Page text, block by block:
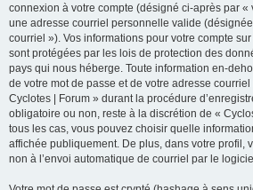
connexion à votre compte (désigné ci-après par «
une adresse courriel personnelle valide
courriel »). Vos informations pour votre compte
sont protégées par les lois de protection des
pays qui nous héberge. Toute information en-
de votre mot de passe et de votre adresse
Cyclotes | Forum » durant la procédure
obligatoire ou non, reste à la discrétion de «
tous les cas, vous pouvez choisir quelle
affichée publiquement. De plus, dans votre profil,
non à l’envoi automatique de courriel par le